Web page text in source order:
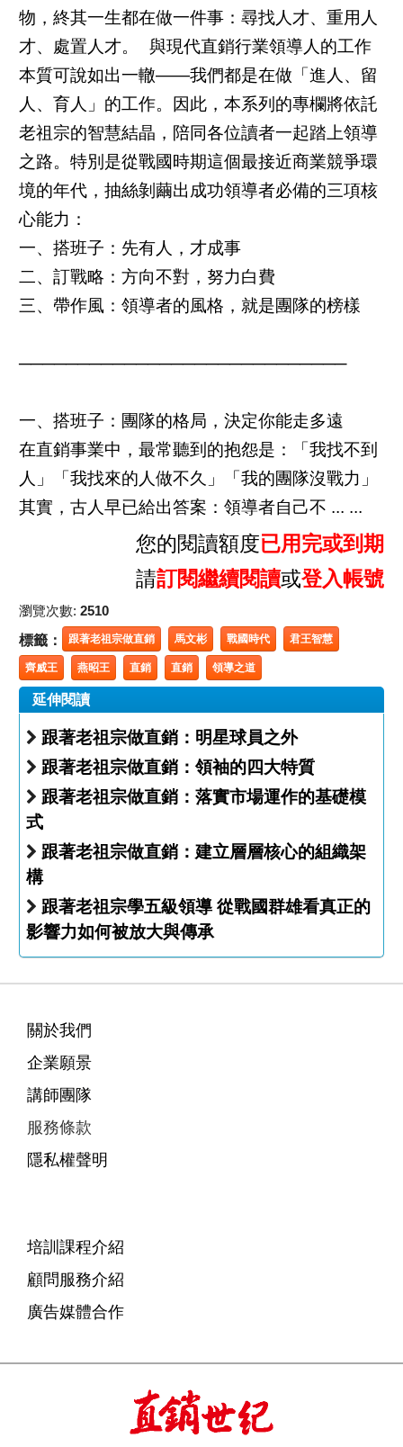
物，終其一生都在做一件事：尋找人才、重用人
才、處置人才。 與現代直銷行業領導人的工作
本質可說如出一轍——我們都是在做「進人、留
人、育人」的工作。因此，本系列的專欄將依託
老祖宗的智慧結晶，陪同各位讀者一起踏上領導
之路。特別是從戰國時期這個最接近商業競爭環
境的年代，抽絲剝繭出成功領導者必備的三項核
心能力：
一、搭班子：先有人，才成事
二、訂戰略：方向不對，努力白費
三、帶作風：領導者的風格，就是團隊的榜樣
────────────────────────────
一、搭班子：團隊的格局，決定你能走多遠
在直銷事業中，最常聽到的抱怨是：「我找不到
人」「我找來的人做不久」「我的團隊沒戰力」
其實，古人早已給出答案：領導者自己不 ... ...
您的閱讀額度已用完或到期
請訂閱繼續閱讀或登入帳號
瀏覽次數: 2510
標籤： 跟著老祖宗做直銷 馬文彬 戰國時代 君王智慧
齊威王 燕昭王 直銷 直銷 領導之道
延伸閱讀
跟著老祖宗做直銷：明星球員之外
跟著老祖宗做直銷：領袖的四大特質
跟著老祖宗做直銷：落實市場運作的基礎模
式
跟著老祖宗做直銷：建立層層核心的組織架
構
跟著老祖宗學五級領導 從戰國群雄看真正的
影響力如何被放大與傳承
關於我們
企業願景
講師團隊
服務條款
隱私權聲明
培訓課程介紹
顧問服務介紹
廣告媒體合作